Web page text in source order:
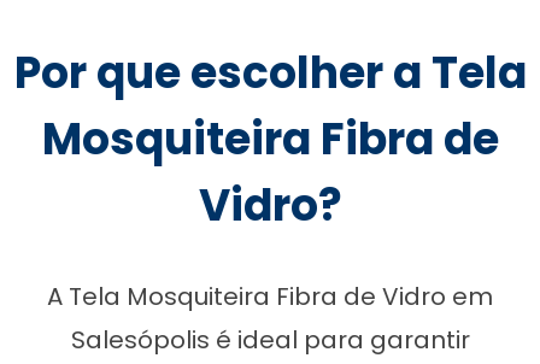
Por que escolher a Tela
Mosquiteira Fibra de
Vidro?
A Tela Mosquiteira Fibra de Vidro em
Salesópolis é ideal para garantir